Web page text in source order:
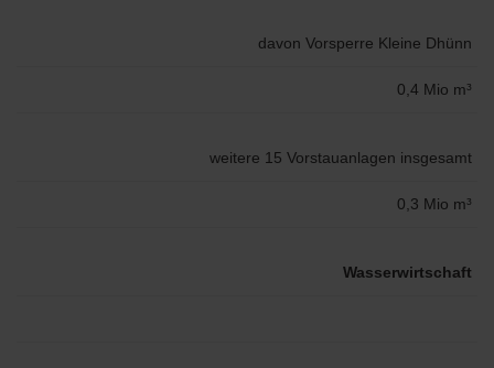
davon Vorsperre Kleine Dhünn
0,4 Mio m³
weitere 15 Vorstauanlagen insgesamt
0,3 Mio m³
Wasserwirtschaft